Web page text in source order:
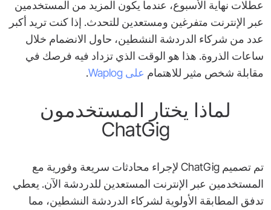
عطلات نهاية الأسبوع، عندما يكون المزيد من المستخدمين
عبر الإنترنت متفرغين ومستعدين للتحدث. إذا كنت تريد أكبر
عدد من شركاء الدردشة النشطين، حاول الانضمام خلال
ساعات الذروة. هذا هو الوقت الذي تزداد فيه فرصك في
مقابلة شخص مثير للاهتمام على Waplog .
لماذا يختار المستخدمون
ChatGig
تم تصميم ChatGig لإجراء محادثات سريعة وفورية مع
المستخدمين عبر الإنترنت المستعدين للدردشة الآن. يعطي
تدفق المطابقة الأولوية لشركاء الدردشة النشطين، مما